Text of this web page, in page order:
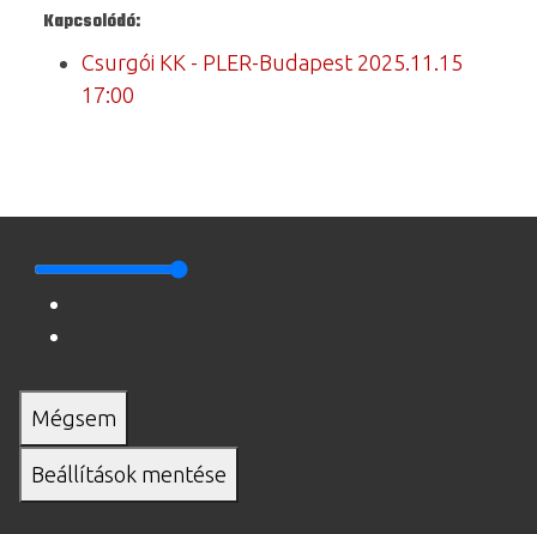
Kapcsolódó:
Csurgói KK - PLER-Budapest 2025.11.15
17:00
Mégsem
Beállítások mentése